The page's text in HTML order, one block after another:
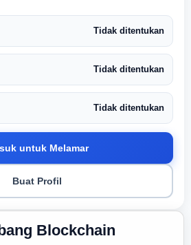
Blockchain
Tidak ditentukan
Tidak ditentukan
Tidak ditentukan
untuk Melamar
Buat Profil